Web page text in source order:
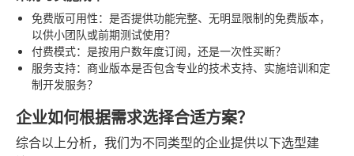
免费版可用性：是否提供功能完整、无明显限制的免费版本，
以供小团队或前期测试使用？
付费模式：是按用户数年度订阅，还是一次性买断？
服务支持：商业版本是否包含专业的技术支持、实施培训和定
制开发服务？
企业如何根据需求选择合适方案？
综合以上分析，我们为不同类型的企业提供以下选型建